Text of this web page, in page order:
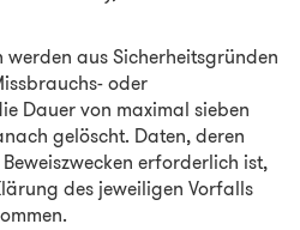
aus Sicherheitsgründen
oder
Dauer von maximal sieben
gelöscht. Daten, deren
erforderlich ist,
des jeweiligen Vorfalls